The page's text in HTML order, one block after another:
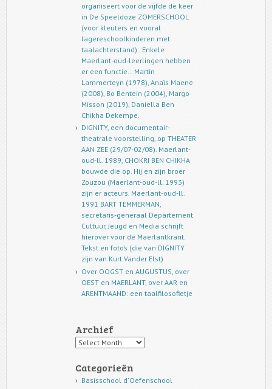
organiseert voor de vijfde de keer
in De Speeldoze ZOMERSCHOOL
(voor kleuters en vooral
lagereschoolkinderen met
taalachterstand) . Enkele
Maerlant-oud-leerlingen hebben
er een functie… Martin
Lammerteyn (1978), Anaïs Maene
(2008), Bo Bentein (2004), Margo
Misson (2019), Daniella Ben
Chikha Dekempe.
DIGNITY, een documentair-
theatrale voorstelling, op THEATER
AAN ZEE (29/07-02/08). Maerlant-
oud-ll. 1989, CHOKRI BEN CHIKHA
bouwde die op. Hij en zijn broer
Zouzou (Maerlant-oud-ll. 1993)
zijn er acteurs. Maerlant-oud-ll.
1991 BART TEMMERMAN,
secretaris-generaal Departement
Cultuur, Jeugd en Media schrijft
hierover voor de Maerlantkrant.
Tekst en foto’s (die van DIGNITY
zijn van Kurt Vander Elst)
Over OOGST en AUGUSTUS, over
OEST en MAERLANT, over AAR en
ARENTMAAND: een taalfilosofietje
Archief
Archief
Categorieën
Basisschool d'Oefenschool